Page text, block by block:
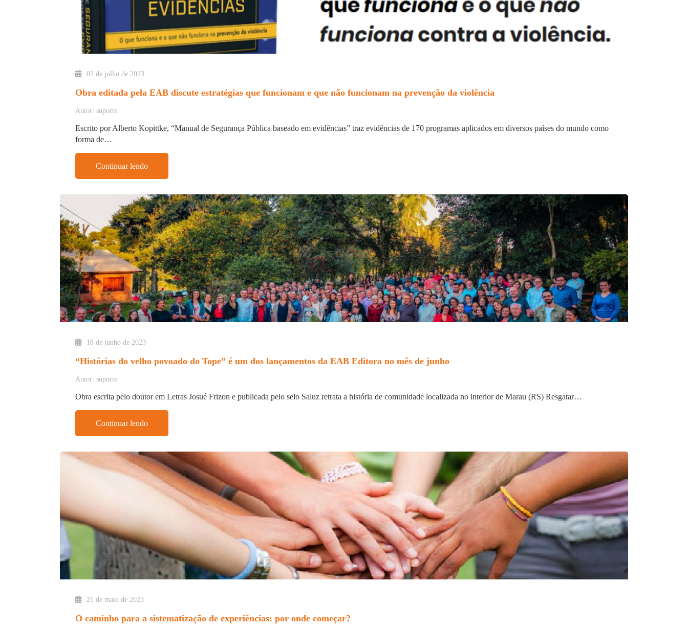
03 de julho de 2023
Obra editada pela EAB discute estratégias que funcionam e que não funcionam na prevenção da violência
Autor: suporte
Escrito por Alberto Kopittke, “Manual de Segurança Pública baseado em evidências” traz evidências de 170 programas aplicados em diversos países do mundo como
forma de…
Continuar lendo
18 de junho de 2023
“Histórias do velho povoado do Tope” é um dos lançamentos da EAB Editora no mês de junho
Autor: suporte
Obra escrita pelo doutor em Letras Josué Frizon e publicada pelo selo Saluz retrata a história de comunidade localizada no interior de Marau (RS) Resgatar…
Continuar lendo
21 de maio de 2023
O caminho para a sistematização de experiências: por onde começar?